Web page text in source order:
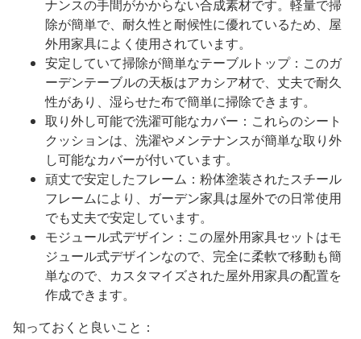
ナンスの手間がかからない合成素材です。軽量で掃
除が簡単で、耐久性と耐候性に優れているため、屋
外用家具によく使用されています。
安定していて掃除が簡単なテーブルトップ：このガ
ーデンテーブルの天板はアカシア材で、丈夫で耐久
性があり、湿らせた布で簡単に掃除できます。
取り外し可能で洗濯可能なカバー：これらのシート
クッションは、洗濯やメンテナンスが簡単な取り外
し可能なカバーが付いています。
頑丈で安定したフレーム：粉体塗装されたスチール
フレームにより、ガーデン家具は屋外での日常使用
でも丈夫で安定しています。
モジュール式デザイン：この屋外用家具セットはモ
ジュール式デザインなので、完全に柔軟で移動も簡
単なので、カスタマイズされた屋外用家具の配置を
作成できます。
知っておくと良いこと：